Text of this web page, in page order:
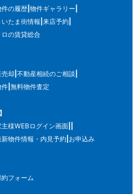
の履歴 物件ギャラリー
いたま街情報 来店予約
ロの賃貸総合
却 不動産相続のご相談
件 無料物件査定
主様WEBログイン画面
新物件情報・内見予約 お申込み
約フォーム